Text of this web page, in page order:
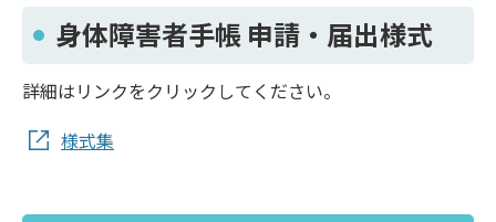
身体障害者手帳 申請・届出様式
詳細はリンクをクリックしてください。
様式集